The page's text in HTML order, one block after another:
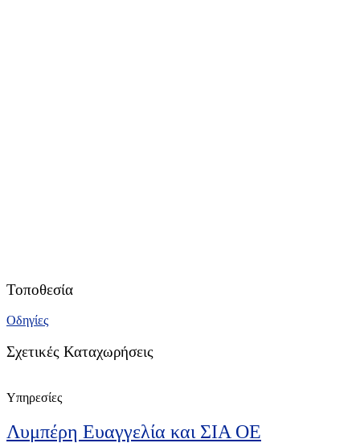
Τοποθεσία
Οδηγίες
Σχετικές Καταχωρήσεις
Υπηρεσίες
Λυμπέρη Ευαγγελία και ΣΙΑ ΟΕ